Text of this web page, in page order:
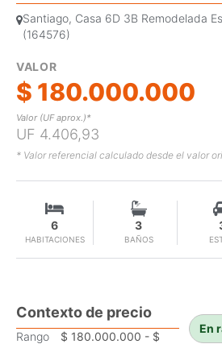
Santiago, Casa 6D 3B Remodelada
(164576)
VALOR
$ 180.000.000
Valor (UF aprox.)*
UF 4.406,93
* Valor referencial calculado desde el valor
HABITACIONES
6
BAÑOS
3
Contexto de precio
Rango
$ 180.000.000 - $
En